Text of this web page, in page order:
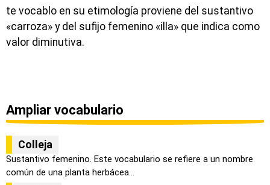
te vocablo en su etimología proviene del sustantivo
«carroza» y del sufijo femenino «illa» que indica como
valor diminutiva.
Ampliar vocabulario
Colleja
Sustantivo femenino. Este vocabulario se refiere a un nombre
común de una planta herbácea...